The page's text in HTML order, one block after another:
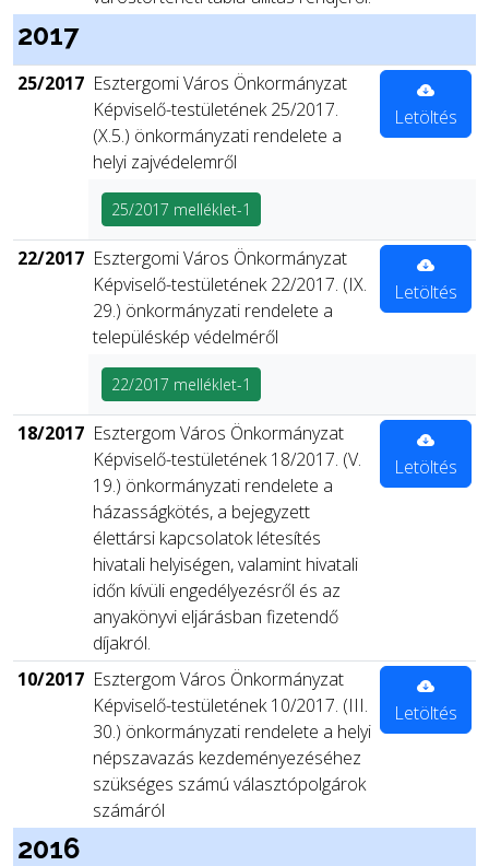
2017
25/2017 Esztergomi Város Önkormányzat
Képviselő-testületének 25/2017.
(X.5.) önkormányzati rendelete a
helyi zajvédelemről
Letöltés
25/2017 melléklet-1
22/2017 Esztergomi Város Önkormányzat
Képviselő-testületének 22/2017. (IX.
29.) önkormányzati rendelete a
településkép védelméről
Letöltés
22/2017 melléklet-1
18/2017 Esztergom Város Önkormányzat
Képviselő-testületének 18/2017. (V.
19.) önkormányzati rendelete a
házasságkötés, a bejegyzett
élettársi kapcsolatok létesítés
hivatali helyiségen, valamint hivatali
időn kívüli engedélyezésről és az
anyakönyvi eljárásban fizetendő
díjakról.
Letöltés
10/2017 Esztergom Város Önkormányzat
Képviselő-testületének 10/2017. (III.
30.) önkormányzati rendelete a helyi
népszavazás kezdeményezéséhez
szükséges számú választópolgárok
számáról
Letöltés
2016